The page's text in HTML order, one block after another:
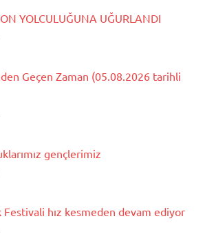
YOLCULUĞUNA UĞURLANDI
Geçen Zaman (05.08.2026 tarihli
gençlerimiz
hız kesmeden devam ediyor